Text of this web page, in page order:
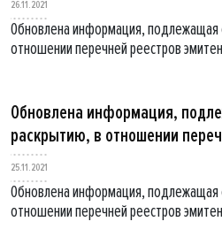
26.11.2021
Обновлена информация,
отношении перечней реестров
Обновлена информация,
раскрытию, в отношении
25.11.2021
Обновлена информация,
отношении перечней реестров